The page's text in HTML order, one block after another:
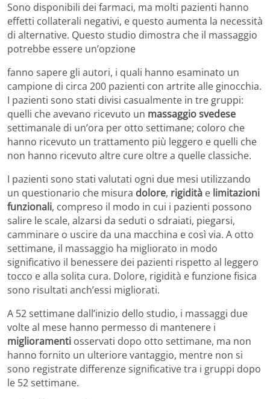
Sono disponibili dei farmaci, ma molti pazienti hanno
effetti collaterali negativi, e questo aumenta la necessità
di alternative. Questo studio dimostra che il massaggio
potrebbe essere un’opzione
fanno sapere gli autori, i quali hanno esaminato un
campione di circa 200 pazienti con artrite alle ginocchia.
I pazienti sono stati divisi casualmente in tre gruppi:
quelli che avevano ricevuto un massaggio svedese
settimanale di un’ora per otto settimane; coloro che
hanno ricevuto un trattamento più leggero e quelli che
non hanno ricevuto altre cure oltre a quelle classiche.
I pazienti sono stati valutati ogni due mesi utilizzando
un questionario che misura dolore, rigidità e limitazioni
funzionali, compreso il modo in cui i pazienti possono
salire le scale, alzarsi da seduti o sdraiati, piegarsi,
camminare o uscire da una macchina e così via. A otto
settimane, il massaggio ha migliorato in modo
significativo il benessere dei pazienti rispetto al leggero
tocco e alla solita cura. Dolore, rigidità e funzione fisica
sono risultati anch’essi migliorati.
A 52 settimane dall’inizio dello studio, i massaggi due
volte al mese hanno permesso di mantenere i
miglioramenti osservati dopo otto settimane, ma non
hanno fornito un ulteriore vantaggio, mentre non si
sono registrate differenze significative tra i gruppi dopo
le 52 settimane.